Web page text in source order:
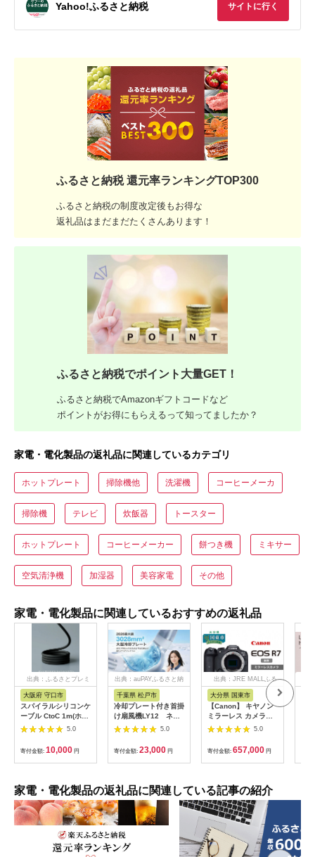
Yahoo!ふるさと納税 サイトに行く
ふるさと納税 還元率ランキングTOP300
ふるさと納税の制度改定後もお得な
返礼品はまだまだたくさんあります！
ふるさと納税でポイント大量GET！
ふるさと納税でAmazonギフトコードなど
ポイントがお得にもらえるって知ってましたか？
家電・電化製品の返礼品に関連しているカテゴリ
ホットプレート 掃除機他 洗濯機 コーヒーメーカ
掃除機 テレビ 炊飯器 トースター
ホットプレート コーヒーメーカー 餅つき機 ミキサー
空気清浄機 加湿器 美容家電 その他
家電・電化製品に関連しているおすすめの返礼品
出典：ふるさとプレミ
大阪府 守口市
スパイラルシリコンケ
ーブル CtoC 1m(ホワ
イト) [2558]
5.0
寄付金額: 10,000 円
出典：auPAYふるさと納
千葉県 松戸市
冷却プレート付き首掛
け扇風機LY12 ネイ
ビー
5.0
寄付金額: 23,000 円
出典：JRE MALLふる
さと納税
大分県 国東市
【Canon】 キヤノン
ミラーレス カメラ
EOS R7 ボディー キ
ャノン 一眼 家電
5.0
寄付金額: 657,000 円
家電・電化製品の返礼品に関連している記事の紹介